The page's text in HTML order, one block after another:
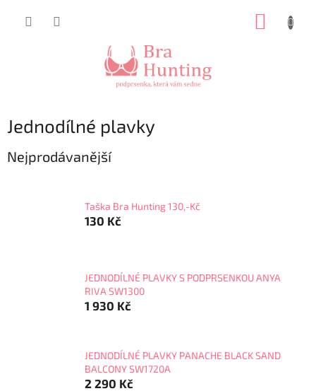
Jednodílné plavky
Nejprodávanější
Taška Bra Hunting 130,-Kč
130 Kč
JEDNODÍLNÉ PLAVKY S PODPRSENKOU ANYA
RIVA SW1300
1 930 Kč
JEDNODÍLNÉ PLAVKY PANACHE BLACK SAND
BALCONY SW1720A
2 290 Kč